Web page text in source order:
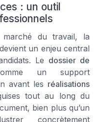
: un outil
du travail, la
devient un enjeu central
Le dossier de
un support
avant les réalisations
tout au long du
bien plus qu’un
concrètement